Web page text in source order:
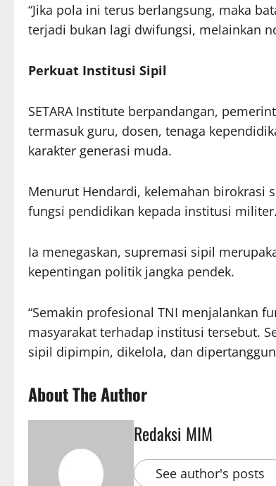
“Jika pola ini terus berlangsung, maka
terjadi bukan lagi dwifungsi, melainkan
Perkuat Institusi Sipil
SETARA Institute berpandangan,
termasuk guru, dosen, tenaga
karakter generasi muda.
Menurut Hendardi, kelemahan birokrasi
fungsi pendidikan kepada institusi militer.
Ia menegaskan, supremasi sipil
kepentingan politik jangka pendek.
“Semakin profesional TNI menjalankan
masyarakat terhadap institusi tersebut.
sipil dipimpin, dikelola, dan
About The Author
Redaksi MIM
See author's posts